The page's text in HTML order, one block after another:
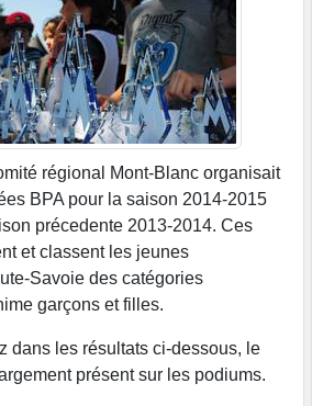
régional Mont-Blanc organisait
BPA pour la saison 2014-2015
précedente 2013-2014. Ces
et classent les jeunes
Savoie des catégories
garçons et filles.
dans les résultats ci-dessous, le
présent sur les podiums.